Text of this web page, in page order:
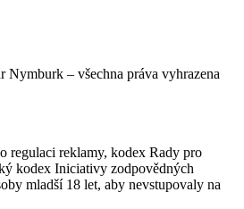
– všechna práva vyhrazena
regulaci reklamy, kodex Rady pro
kodex Iniciativy zodpovědných
mladší 18 let, aby nevstupovaly na